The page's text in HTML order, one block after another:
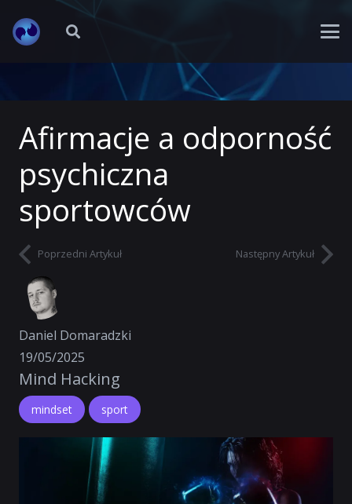
Afirmacje a odporność
psychiczna
sportowców
Poprzedni Artykuł Następny Artykuł
Daniel Domaradzki
19/05/2025
Mind Hacking
mindset sport